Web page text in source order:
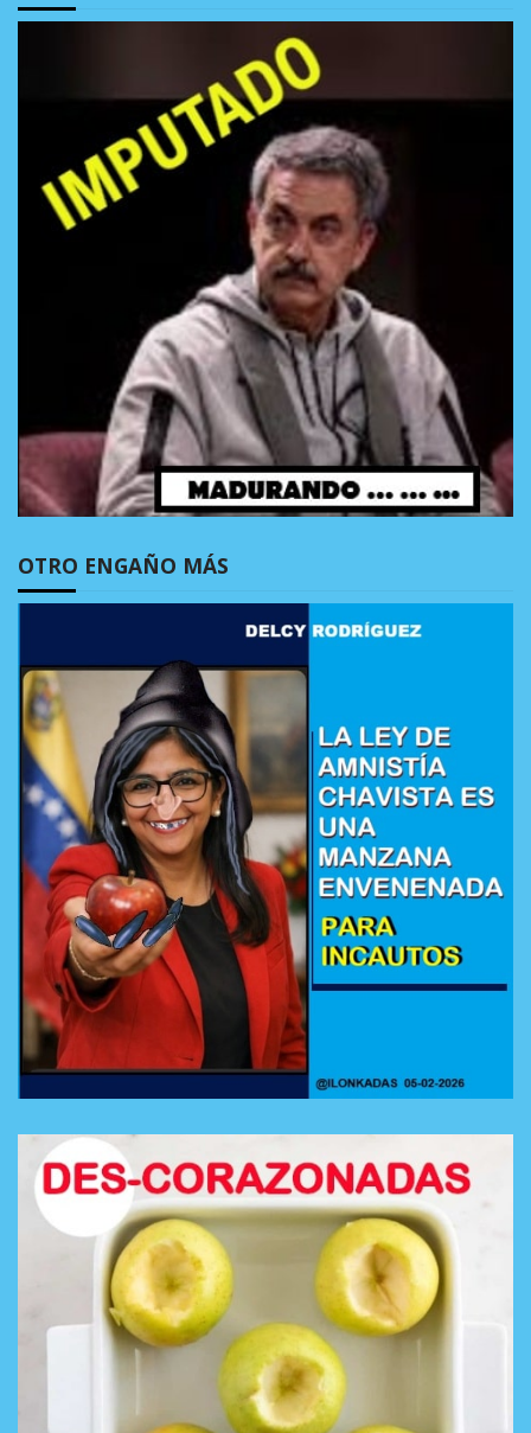
OTRO ENGAÑO MÁS